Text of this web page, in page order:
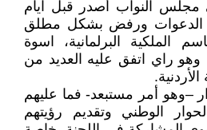
مجلس النواب أصدر قبل ايام
الدعوات ورفض بشكل مطلق
الملكية البرلمانية، اسوة
وهو راي اتفق عليه العديد من
–وهو أمر مستبعد- فما عليهم
الوطني وتقديم رؤيتهم